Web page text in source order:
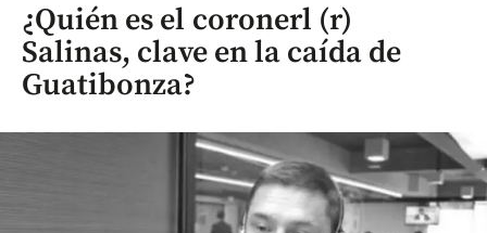
¿Quién es el coronerl (r)
Salinas, clave en la caída de
Guatibonza?